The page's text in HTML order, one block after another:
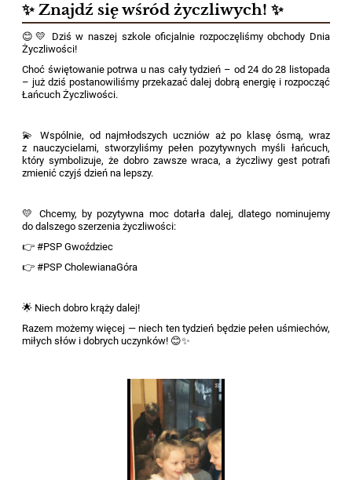
✨ Znajdź się wśród życzliwych! ✨
😊💛 Dziś w naszej szkole oficjalnie rozpoczęliśmy obchody Dnia
Życzliwości!
Choć świętowanie potrwa u nas cały tydzień – od 24 do 28 listopada
– już dziś postanowiliśmy przekazać dalej dobrą energię i rozpocząć
Łańcuch Życzliwości.
💫 Wspólnie, od najmłodszych uczniów aż po klasę ósmą, wraz
z nauczycielami, stworzyliśmy pełen pozytywnych myśli łańcuch,
który symbolizuje, że dobro zawsze wraca, a życzliwy gest potrafi
zmienić czyjś dzień na lepszy.
💛 Chcemy, by pozytywna moc dotarła dalej, dlatego nominujemy
do dalszego szerzenia życzliwości:
👉 #PSP Gwoździec
👉 #PSP CholewianaGóra
🌟 Niech dobro krąży dalej!
Razem możemy więcej — niech ten tydzień będzie pełen uśmiechów,
miłych słów i dobrych uczynków! 😊✨